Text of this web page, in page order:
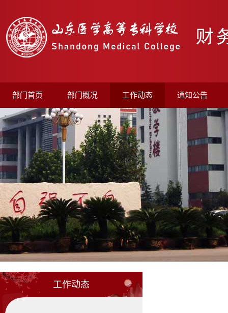
部门首页 部门概况 工作动态 通知公告
工作动态